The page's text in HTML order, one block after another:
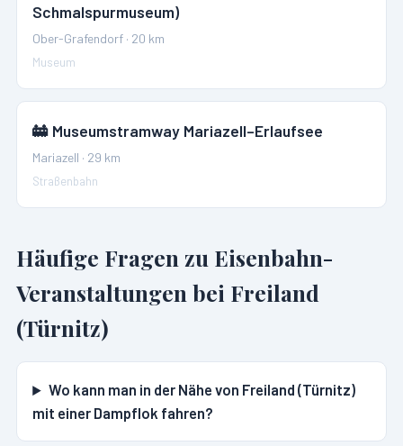
Schmalspurmuseum)
Ober-Grafendorf · 20 km
Museum
🚋 Museumstramway Mariazell–Erlaufsee
Mariazell · 29 km
Straßenbahn
Häufige Fragen zu Eisenbahn-
Veranstaltungen bei Freiland
(Türnitz)
Wo kann man in der Nähe von Freiland (Türnitz)
mit einer Dampflok fahren?